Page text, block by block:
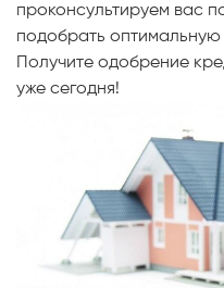
проконсультируем вас
подобрать
Получите одобрение
уже сегодня!